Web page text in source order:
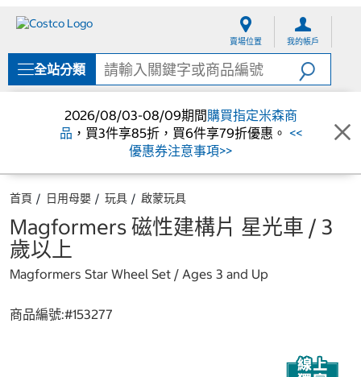
單
賣場位置 我的帳戶
全站分類
2026/08/03-08/09期間購買指定米森商
品 ，買3件享85折，買6件享79折優惠。 <<
優惠券注意事項>>
首頁 日用母嬰 玩具 啟蒙玩具
Magformers 磁性建構片 星光車 / 3
歲以上
Magformers Star Wheel Set / Ages 3 and Up
商品編號:#153277